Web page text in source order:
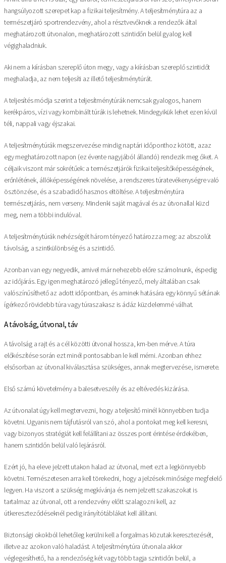
hangsúlyozott szerepet kap a fizikai teljesítmény. A teljesítménytúra az a
természetjáró sportrendezvény, ahol a résztvevőknek a rendezők által
meghatározott útvonalon, meghatározott szintidőn belül gyalog kell
végighaladniuk.
Aki nem a kiírásban szereplő úton megy, vagy a kiírásban szereplő szintidőt
meghaladja, az nem teljesíti az illető teljesítménytúrát.
A teljesítés módja szerint a teljesítménytúrák nemcsak gyalogos, hanem
kerékpáros, vízi vagy kombinált túrák is lehetnek. Mindegyikük lehet ezen kívül
téli, nappali vagy éjszakai.
A teljesítménytúrák megszervezése mindig naptári időponthoz kötött, azaz
egy meghatározott napon (ez évente nagyjából állandó) rendezik meg őket. A
céljaik viszont már sokrétűek: a természetjárók fizikai teljesítőképességének,
erőnlétének, állóképességének növelése, a rendszeres túratevékenységre való
ösztönzése, és a szabadidő hasznos eltöltése. A teljesítménytúra
természetjárás, nem verseny. Mindenki saját magával és az útvonallal küzd
meg, nem a többi indulóval.
A teljesítménytúrák nehézségét három tényező határozza meg: az abszolút
távolság, a szintkülönbség és a szintidő.
Azonban van egy negyedik, amivel már nehezebb előre számolnunk, éspedig
az időjárás. Egy igen meghatározó jellegű tényező, mely általában csak
valószínűsíthető az adott időpontban, és aminek hatására egy könnyű sétának
ígérkező rövidebb túra vagy túraszakasz is ádáz küzdelemmé válhat.
A távolság, útvonal, táv
A távolság a rajt és a cél közötti útvonal hossza, km-ben mérve. A túra
előkészítése során ezt minél pontosabban le kell mérni. Azonban ehhez
elsősorban az útvonal kiválasztása szükséges, annak megtervezése, ismerete.
Első számú követelmény a balesetveszély és az eltévedés kizárása.
Az útvonalat úgy kell megtervezni, hogy a teljesítő minél könnyebben tudja
követni. Ugyanis nem tájfutásról van szó, ahol a pontokat meg kell keresni,
vagy bizonyos stratégiát kell felállítani az összes pont érintése érdekében,
hanem szintidőn belül való lejárásról.
Ezért jó, ha eleve jelzett utakon halad az útvonal, mert ezt a legkönnyebb
követni. Természetesen arra kell törekedni, hogy a jelzések minősége megfelelő
legyen. Ha viszont a szükség megkívánja és nem jelzett szakaszokat is
tartalmaz az útvonal, ott a rendezvény előtt szalagozni kell, az
útkereszteződéseknél pedig irányítótáblákat kell állítani.
Biztonsági okokból lehetőleg kerülni kell a forgalmas közutak keresztezését,
illetve az azokon való haladást. A teljesítménytúra útvonala akkor
véglegesíthető, ha a rendezőség két vagy több tagja szintidőn belül, a